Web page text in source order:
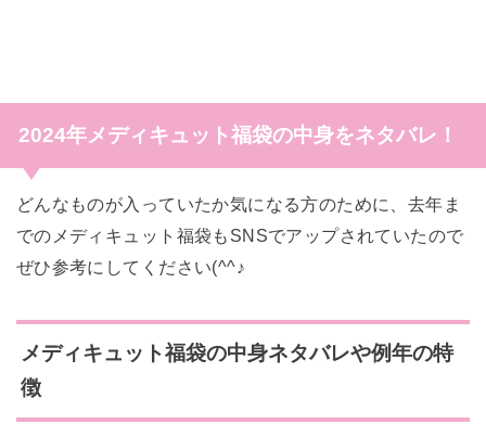
2024年メディキュット福袋の中身をネタバレ！
どんなものが入っていたか気になる方のために、去年ま
でのメディキュット福袋もSNSでアップされていたので
ぜひ参考にしてください(^^♪
メディキュット福袋の中身ネタバレや例年の特
徴